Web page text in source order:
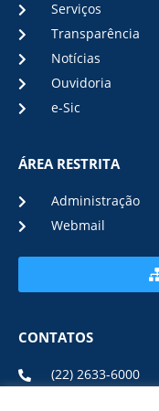
Serviços
Transparência
Notícias
Ouvidoria
e-Sic
ÁREA RESTRITA
Administração
Webmail
CONTATOS
(22) 2633-6000